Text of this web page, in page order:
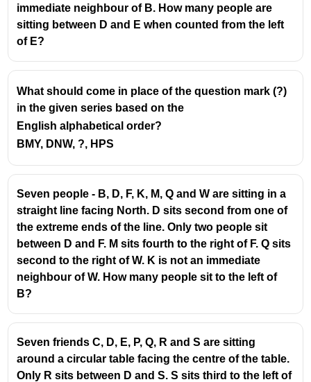
തുടക്കത്തിലെ സ്ഥാനങ്ങൾ:
സാബു വലത്തുനിന്ന് = 9
സ്ഥാനങ്ങൾ പരസ്പരം മാറ്റിയ ശേഷം:
ഇടത്തുനിന്ന് = 15
ഈ പുതിയ സ്ഥാനം സാബു നേരത്തെ
ഇരുന്ന അതേ സ്ഥാനമാണ് (അതായത്
ആകെ കുട്ടികളുടെ എണ്ണം കാണാനുള്ള വഴി:
ഒരു നിശ്ചിത സ്ഥാനത്തിന്റെ
ഇടത്തുനിന്നുള്ള റാങ്കും വലത്തുനിന്നുള്ള
റാങ്കും കൂട്ടി അതിൽ നിന്നും 1 കുറച്ചാൽ
ആകെ കുട്ടികൾ = (വാസുവിന്റെ പുതിയ
ആകെ കുട്ടികൾ = (15 + 9) - 1
ആകെ കുട്ടികൾ = 24 - 1 =
immediate neighbour of B. How many people are
sitting between D and E when counted from the left
of E?
What should come in place of the question mark (?)
in the given series based on the
English alphabetical order?
BMY, DNW, ?, HPS
Seven people - B, D, F, K, M, Q and W are sitting in a
straight line facing North. D sits second from one of
the extreme ends of the line. Only two people sit
between D and F. M sits fourth to the right of F. Q sits
second to the right of W. K is not an immediate
neighbour of W. How many people sit to the left of
B?
Seven friends C, D, E, P, Q, R and S are sitting
around a circular table facing the centre of the table.
Only R sits between D and S. S sits third to the left of